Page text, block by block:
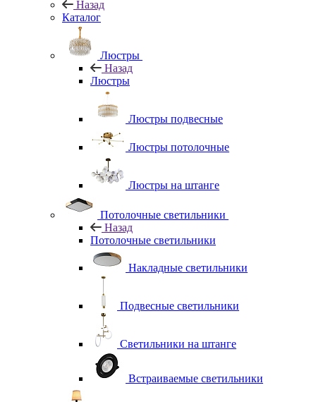
Назад
Каталог
Люстры
Назад
Люстры
Люстры подвесные
Люстры потолочные
Люстры на штанге
Потолочные светильники
Назад
Потолочные светильники
Накладные светильники
Подвесные светильники
Светильники на штанге
Встраиваемые светильники